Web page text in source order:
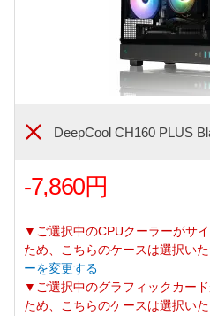
DeepCool CH160 PLUS
-7,860円
▼ご選択中のCPUクーラーがサ
ため、こちらのケースは選択い
ーを変更する
▼ご選択中のグラフィックカー
ため、こちらのケースは選択いた